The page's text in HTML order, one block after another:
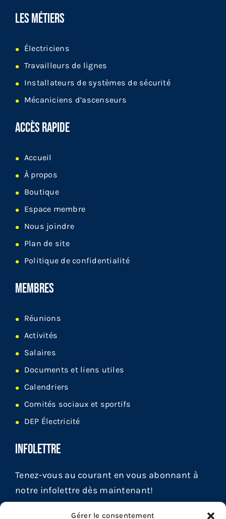
Gérer le consentement
LES MÉTIERS
Électriciens
Travailleurs de lignes
Installateurs de systèmes de sécurité
Mécaniciens d’ascenseurs
ACCÈS RAPIDE
Accueil
À propos
Boutique
Espace membre
Nous joindre
Plan de site
Politique de confidentialité
MEMBRES
Réunions
Activités
Salaires
Documents et liens utiles
Calendriers
Comités sociaux et sportifs
DEP Électricité
INFOLETTRE
Tenez-vous au courant en vous abonnant à
notre infolettre dès maintenant!